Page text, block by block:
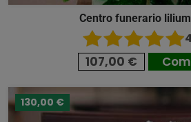
Centro funerario
107,00 €
130,00 €